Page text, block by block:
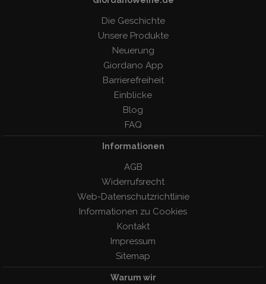
Die Geschichte
Unsere Produkte
Neuerung
Giordano App
Barrierefreiheit
Einblicke
Blog
FAQ
Informationen
AGB
Widerrufsrecht
Web-Datenschutzrichtlinie
Informationen zu Cookies
Kontakt
Impressum
Sitemap
Warum wir